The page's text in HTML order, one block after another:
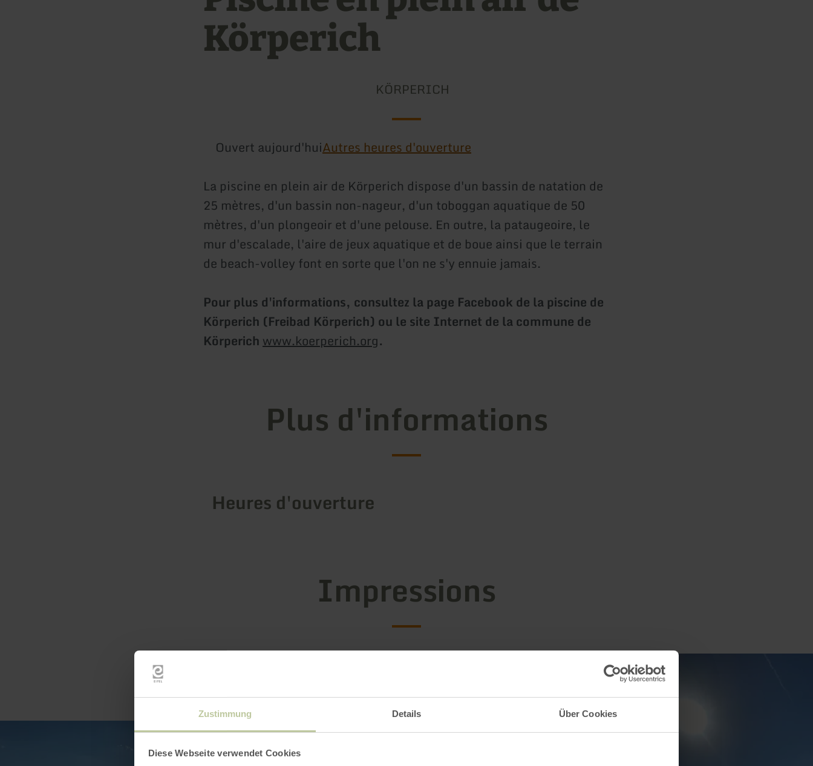
Zustimmung Details Über Cookies
Diese Webseite verwendet Cookies
Körperich
KÖRPERICH
Ouvert aujourd'huiAutres heures d'ouverture
La piscine en plein air de Körperich dispose d'un bassin de natation de
25 mètres, d'un bassin non-nageur, d'un toboggan aquatique de 50
mètres, d'un plongeoir et d'une pelouse. En outre, la pataugeoire, le
mur d'escalade, l'aire de jeux aquatique et de boue ainsi que le terrain
de beach-volley font en sorte que l'on ne s'y ennuie jamais.
Pour plus d'informations, consultez la page Facebook de la piscine de
Körperich (Freibad Körperich) ou le site Internet de la commune de
Körperichwww.koerperich.org.
Plus d'informations
Heures d'ouverture
Impressions